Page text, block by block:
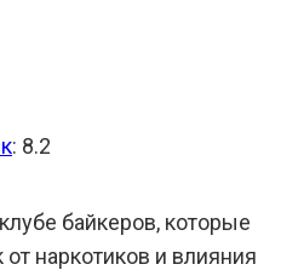
: 8.2
байкеров, которые
наркотиков и влияния